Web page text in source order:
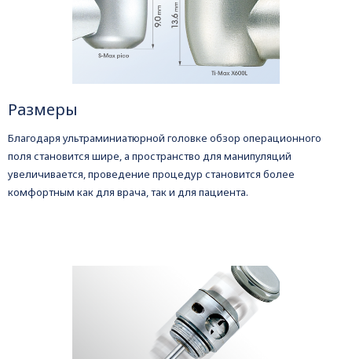
Размеры
Благодаря ультраминиатюрной головке обзор операционного
поля становится шире, а пространство для манипуляций
увеличивается, проведение процедур становится более
комфортным как для врача, так и для пациента.